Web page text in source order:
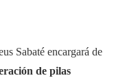
Sabaté encargará de
de pilas